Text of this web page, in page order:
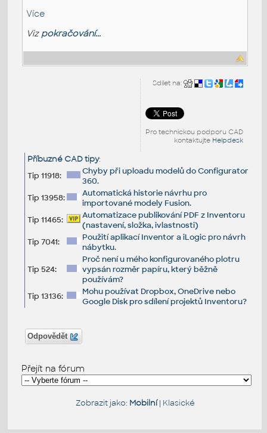
Více
Viz pokračování...
Sdílet na:
Pro technickou podporu CAD
kontaktujte Helpdesk
Příbuzné CAD tipy:
Tip 11918:
Chyby při uploadu modelů do Configurator
360.
Tip 13958:
Automatická historie návrhu pro
importované modely Fusion.
Tip 11465:
Automatizace publikování PDF z Inventoru
(nastavení, složka, ivlastnosti)
Tip 7041:
Použití aplikací Inventor a iLogic pro návrh
nábytku.
Tip 524:
Proč není u mého konfigurovaného plotru
vypsán rozměr papíru, který běžně
používám?
Tip 13136:
Mohu používat Dropbox, OneDrive nebo
Google Disk pro sdílení projektů Inventoru?
Odpovědět
Přejít na fórum
Zobrazit jako: Mobilní| Klasické